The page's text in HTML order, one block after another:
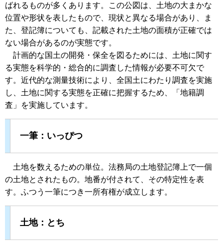
ばれるものが多くあります。この公図は、土地の大まかな
位置や形状を表したもので、現状と異なる場合があり、ま
た、登記簿についても、記載された土地の面積が正確では
ない場合があるのが実態です。
計画的な国土の開発・保全を図るためには、土地に関す
る実態を科学的・総合的に調査した情報が必要不可欠で
す。近代的な測量技術により、全国土にわたり調査を実施
し、土地に関する実態を正確に把握するため、「地籍調
査」を実施しています。
一筆：いっぴつ
土地を数えるための単位。法務局の土地登記簿上で一個
の土地とされたもの。地番が付されて、その特定性を表
す。ふつう一筆につき一所有権が成立します。
土地：とち